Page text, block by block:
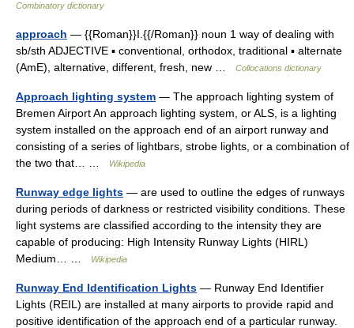
Combinatory dictionary
approach — {{Roman}}I.{{/Roman}} noun 1 way of dealing with
sb/sth ADJECTIVE ▪ conventional, orthodox, traditional ▪ alternate
(AmE), alternative, different, fresh, new …
Collocations dictionary
Approach lighting system — The approach lighting system of
Bremen Airport An approach lighting system, or ALS, is a lighting
system installed on the approach end of an airport runway and
consisting of a series of lightbars, strobe lights, or a combination of
the two that… …
Wikipedia
Runway edge lights — are used to outline the edges of runways
during periods of darkness or restricted visibility conditions. These
light systems are classified according to the intensity they are
capable of producing: High Intensity Runway Lights (HIRL)
Medium… …
Wikipedia
Runway End Identification Lights — Runway End Identifier
Lights (REIL) are installed at many airports to provide rapid and
positive identification of the approach end of a particular runway.